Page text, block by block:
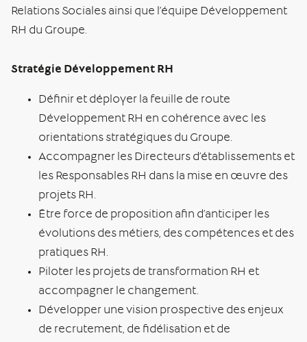
Relations Sociales ainsi que l’équipe Développement
RH du Groupe.
Stratégie Développement RH
Définir et déployer la feuille de route
Développement RH en cohérence avec les
orientations stratégiques du Groupe.
Accompagner les Directeurs d’établissements et
les Responsables RH dans la mise en œuvre des
projets RH.
Être force de proposition afin d’anticiper les
évolutions des métiers, des compétences et des
pratiques RH.
Piloter les projets de transformation RH et
accompagner le changement.
Développer une vision prospective des enjeux
de recrutement, de fidélisation et de